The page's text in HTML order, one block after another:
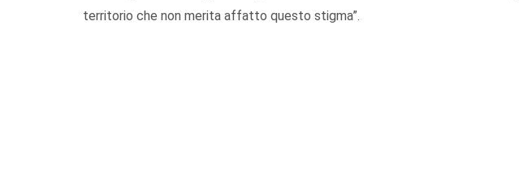
territorio che non merita affatto questo stigma”.